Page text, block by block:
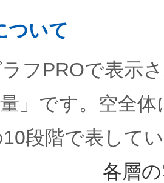
ついて
フPROで表示
量」です。空全
段階で表して
各層